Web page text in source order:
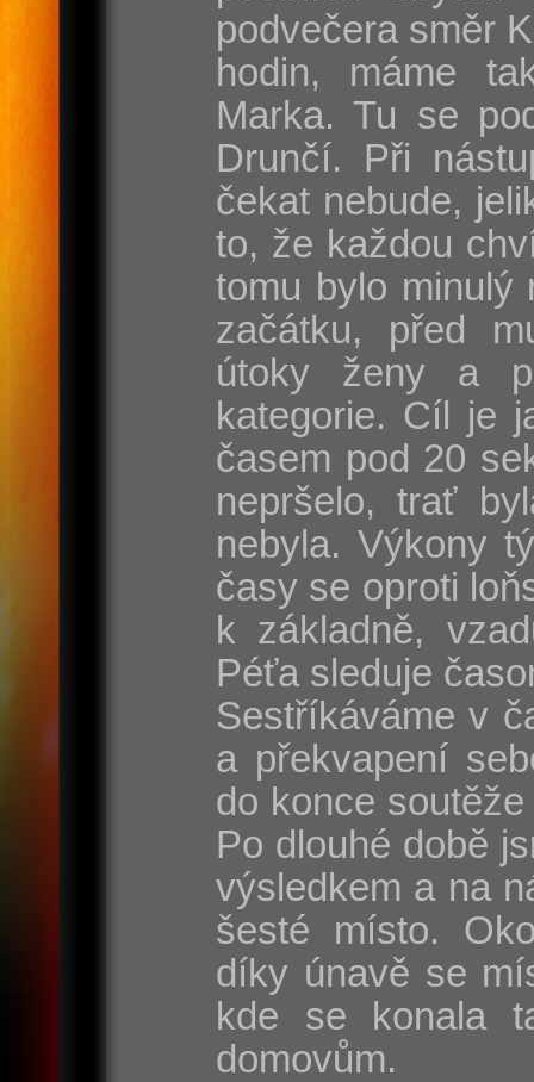
podvečera směr
hodin, máme
Marka. Tu se
Drunčí. Při
čekat nebude,
to, že každou
tomu bylo minulý
začátku, před
útoky ženy a
kategorie. Cíl je
časem pod 20
nepršelo, trať
nebyla. Výkony
časy se oproti
k základně,
Péťa sleduje
Sestříkáváme v
a překvapení
do konce
Po dlouhé době
výsledkem a na
šesté místo.
díky únavě se
kde se konala
domovům.